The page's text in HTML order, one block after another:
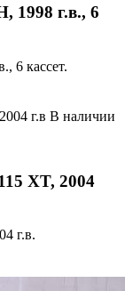
1998 г.в., 6
6 кассет.
В наличии
XT, 2004
г.в.